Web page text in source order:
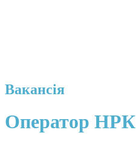
Вакансія
Оператор НРК